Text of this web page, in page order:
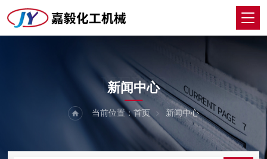
NEWS
新闻中心
当前位置：首页 新闻中心